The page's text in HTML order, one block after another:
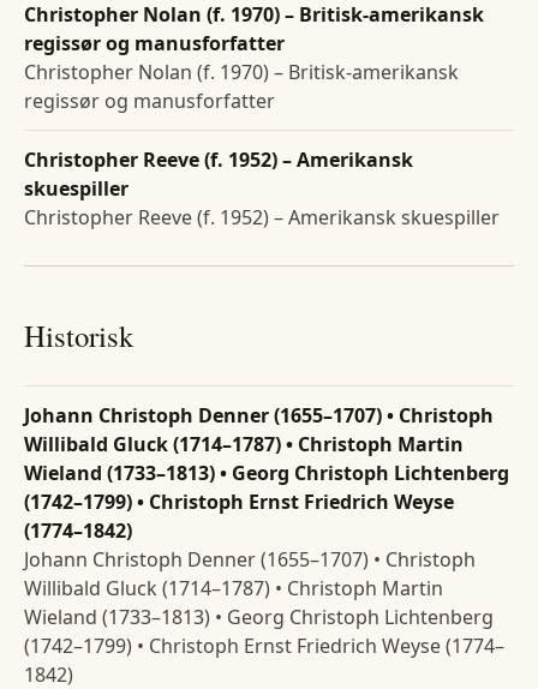
Christopher Nolan (f. 1970) – Britisk-amerikansk
regissør og manusforfatter
Christopher Nolan (f. 1970) – Britisk-amerikansk
regissør og manusforfatter
Christopher Reeve (f. 1952) – Amerikansk
skuespiller
Christopher Reeve (f. 1952) – Amerikansk skuespiller
Historisk
Johann Christoph Denner (1655–1707) • Christoph
Willibald Gluck (1714–1787) • Christoph Martin
Wieland (1733–1813) • Georg Christoph Lichtenberg
(1742–1799) • Christoph Ernst Friedrich Weyse
(1774–1842)
Johann Christoph Denner (1655–1707) • Christoph
Willibald Gluck (1714–1787) • Christoph Martin
Wieland (1733–1813) • Georg Christoph Lichtenberg
(1742–1799) • Christoph Ernst Friedrich Weyse (1774–
1842)